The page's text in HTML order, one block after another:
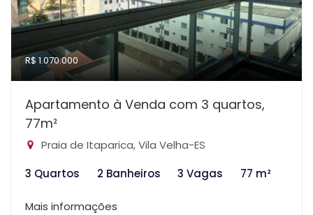
R$ 1.070.000
Apartamento à Venda com 3 quartos,
77m²
Praia de Itaparica, Vila Velha-ES
3 Quartos
2 Banheiros 3 Vagas 77 m²
Mais informações